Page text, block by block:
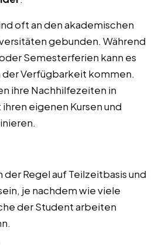
oft an den akademischen
gebunden. Während
Semesterferien kann es
der Verfügbarkeit kommen.
ihre Nachhilfezeiten in
eigenen Kursen und
der Regel auf Teilzeitbasis und
je nachdem wie viele
der Student arbeiten